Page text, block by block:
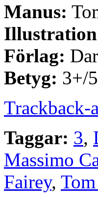
Manus:
Förlag:
Betyg: 3+/5
Trackback-
Taggar: 3,
Massimo
Fairey,